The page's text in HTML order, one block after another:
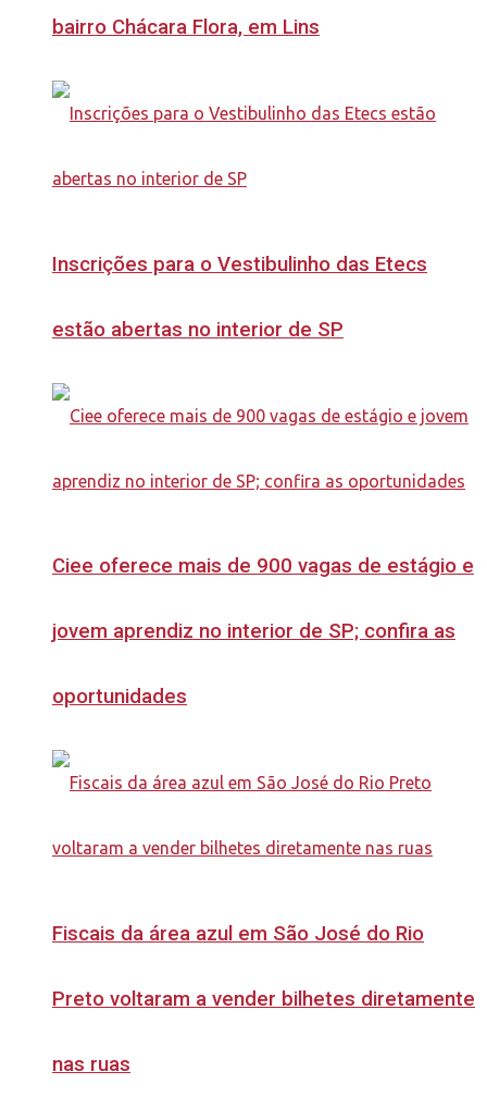
bairro Chácara Flora, em Lins
Inscrições para o Vestibulinho das Etecs
estão abertas no interior de SP
Ciee oferece mais de 900 vagas de estágio e
jovem aprendiz no interior de SP; confira as
oportunidades
Fiscais da área azul em São José do Rio
Preto voltaram a vender bilhetes diretamente
nas ruas